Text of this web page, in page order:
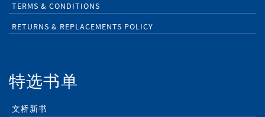
TERMS & CONDITIONS
RETURNS & REPLACEMENTS POLICY
特选书单
文桥新书